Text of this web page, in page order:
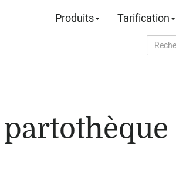
Produits Tarification